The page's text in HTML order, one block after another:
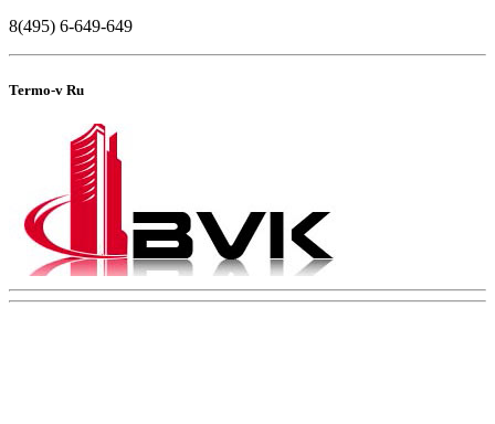
8(495) 6-649-649
Termo-v Ru